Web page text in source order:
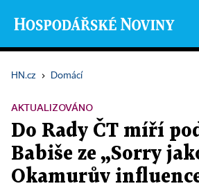
HN.cz › Domácí
AKTUALIZOVÁNO
Do Rady ČT míří
Babiše ze „Sorry
Okamurův